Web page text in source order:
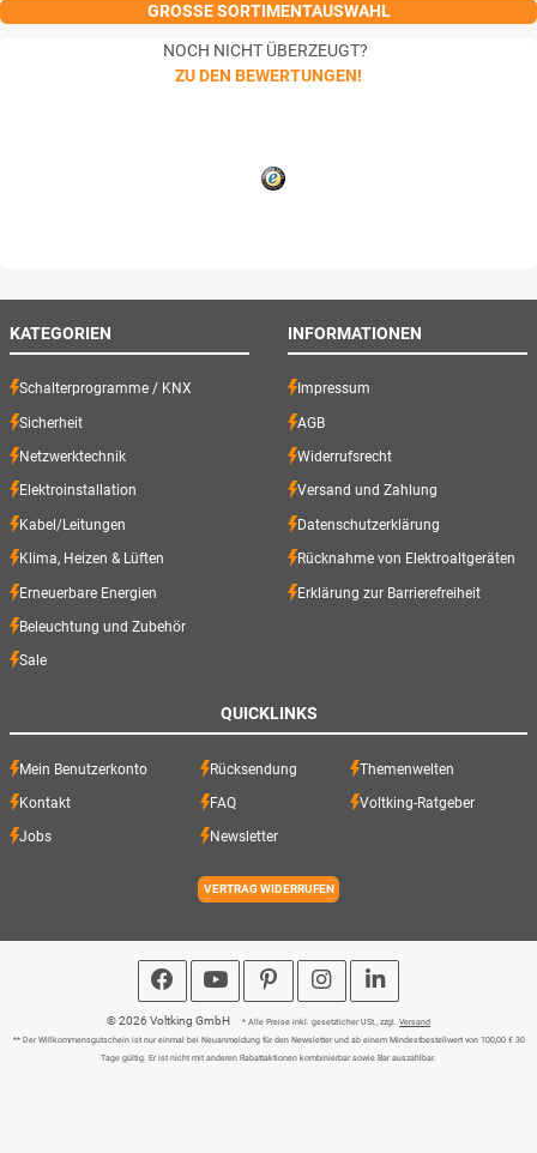
GROSSE SORTIMENTAUSWAHL
NOCH NICHT ÜBERZEUGT?
ZU DEN BEWERTUNGEN!
KATEGORIEN
Schalterprogramme / KNX
Sicherheit
Netzwerktechnik
Elektroinstallation
Kabel/Leitungen
Klima, Heizen & Lüften
Erneuerbare Energien
Beleuchtung und Zubehör
Sale
INFORMATIONEN
Impressum
AGB
Widerrufsrecht
Versand und Zahlung
Datenschutzerklärung
Rücknahme von Elektroaltgeräten
Erklärung zur Barrierefreiheit
QUICKLINKS
Mein Benutzerkonto Rücksendung Themenwelten
Kontakt FAQ Voltking-Ratgeber
Jobs Newsletter
VERTRAG WIDERRUFEN
© 2026 Voltking GmbH * Alle Preise inkl. gesetzlicher USt., zzgl. Versand
** Der Willkommensgutschein ist nur einmal bei Neuanmeldung für den Newsletter und ab einem Mindestbestellwert von 100,00 € 30
Tage gültig. Er ist nicht mit anderen Rabattaktionen kombinierbar sowie Bar auszahlbar.